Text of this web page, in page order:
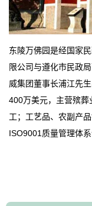
东陵万佛园是经国家
限公司与遵化市民政
威集团董事长浦江先
400万美元，主营殡葬
工；工艺品、农副产
ISO9001质量管理体
拥有4A级旅游区头衔
万佛园位于遵化市境
形绝佳，地理位置优